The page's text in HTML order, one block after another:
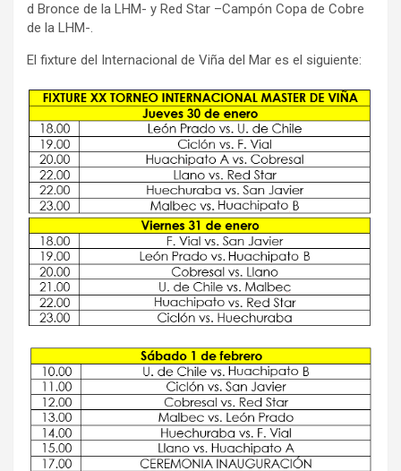
d Bronce de la LHM- y Red Star –Campón Copa de Cobre
de la LHM-.
El fixture del Internacional de Viña del Mar es el siguiente: